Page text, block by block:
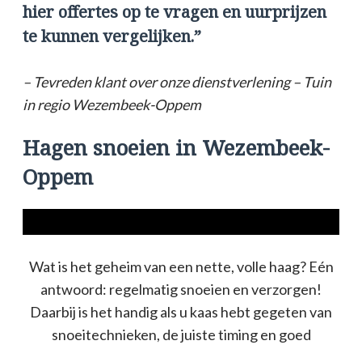
hier offertes op te vragen en uurprijzen
te kunnen vergelijken.”
– Tevreden klant over onze dienstverlening – Tuin
in regio Wezembeek-Oppem
Hagen snoeien in Wezembeek-
Oppem
Wat is het geheim van een nette, volle haag? Eén
antwoord: regelmatig snoeien en verzorgen!
Daarbij is het handig als u kaas hebt gegeten van
snoeitechnieken, de juiste timing en goed